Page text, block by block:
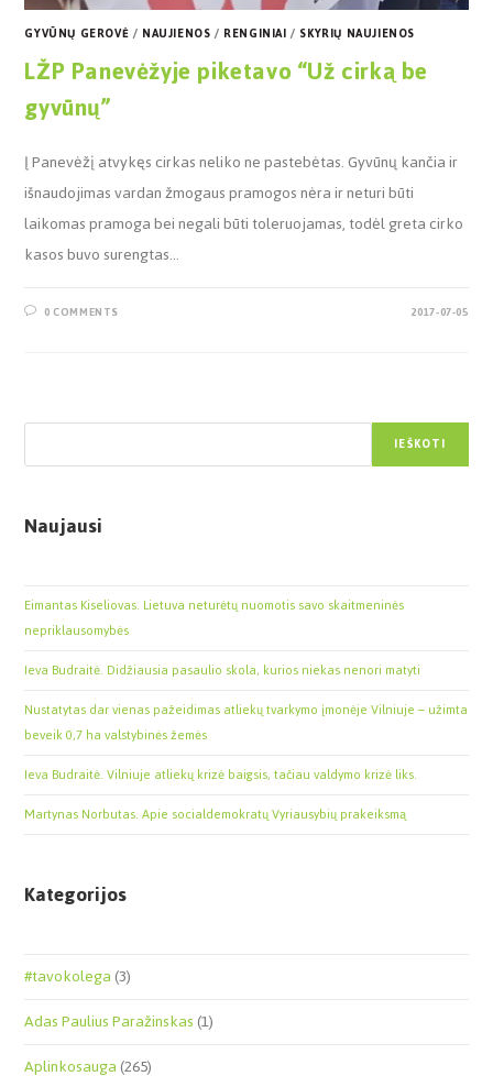
GYVŪNŲ GEROVĖ/ NAUJIENOS/ RENGINIAI/ SKYRIŲ NAUJIENOS
LŽP Panevėžyje piketavo “Už cirką be
gyvūnų”
Į Panevėžį atvykęs cirkas neliko ne pastebėtas. Gyvūnų kančia ir
išnaudojimas vardan žmogaus pramogos nėra ir neturi būti
laikomas pramoga bei negali būti toleruojamas, todėl greta cirko
kasos buvo surengtas…
0 COMMENTS 2017-07-05
IEŠKOTI
Naujausi
Eimantas Kiseliovas. Lietuva neturėtų nuomotis savo skaitmeninės
nepriklausomybės
Ieva Budraitė. Didžiausia pasaulio skola, kurios niekas nenori matyti
Nustatytas dar vienas pažeidimas atliekų tvarkymo įmonėje Vilniuje – užimta
beveik 0,7 ha valstybinės žemės
Ieva Budraitė. Vilniuje atliekų krizė baigsis, tačiau valdymo krizė liks.
Martynas Norbutas. Apie socialdemokratų Vyriausybių prakeiksmą
Kategorijos
#tavokolega(3)
Adas Paulius Paražinskas(1)
Aplinkosauga(265)